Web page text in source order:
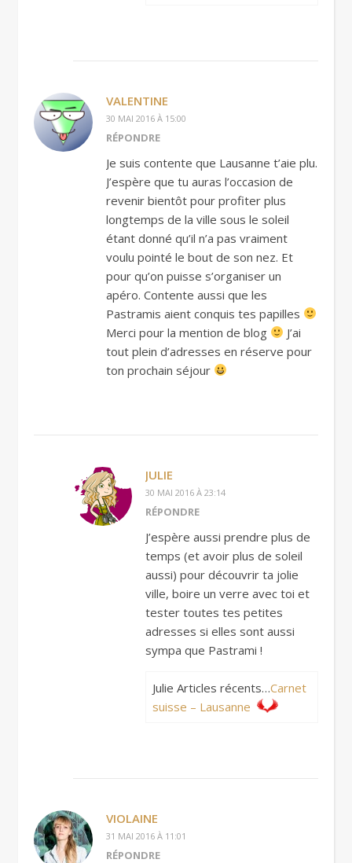
VALENTINE
30 MAI 2016 À 15:00
RÉPONDRE
Je suis contente que Lausanne t’aie plu.
J’espère que tu auras l’occasion de
revenir bientôt pour profiter plus
longtemps de la ville sous le soleil
étant donné qu’il n’a pas vraiment
voulu pointé le bout de son nez. Et
pour qu’on puisse s’organiser un
apéro. Contente aussi que les
Pastramis aient conquis tes papilles
Merci pour la mention de blog
J’ai
tout plein d’adresses en réserve pour
ton prochain séjour
JULIE
30 MAI 2016 À 23:14
RÉPONDRE
J’espère aussi prendre plus de
temps (et avoir plus de soleil
aussi) pour découvrir ta jolie
ville, boire un verre avec toi et
tester toutes tes petites
adresses si elles sont aussi
sympa que Pastrami !
Julie Articles récents…Carnet
suisse – Lausanne
VIOLAINE
31 MAI 2016 À 11:01
RÉPONDRE